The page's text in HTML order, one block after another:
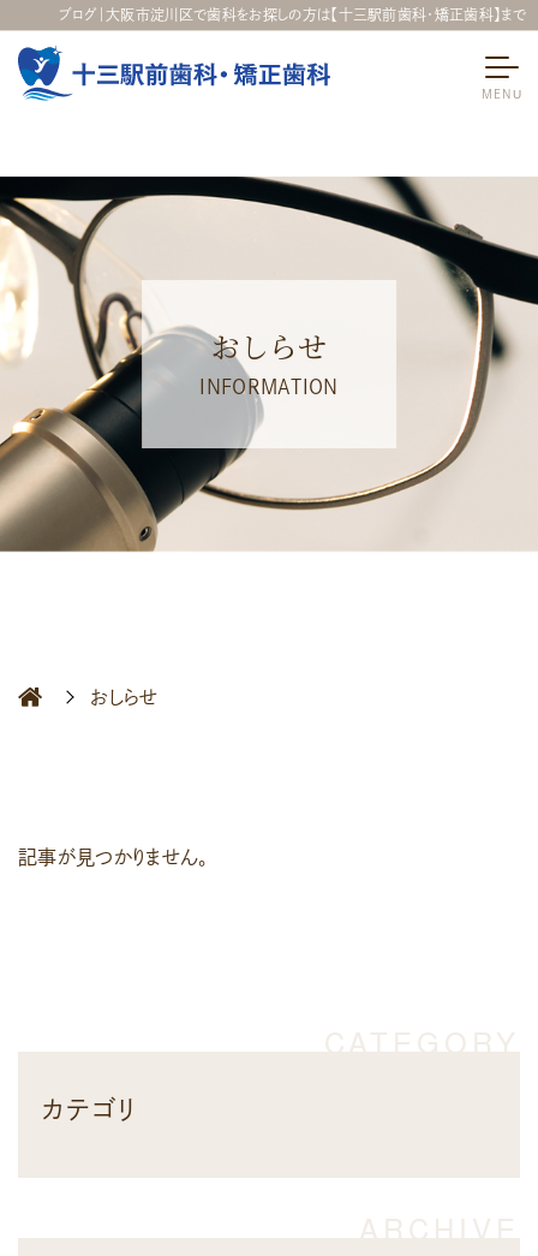
ブログ｜大阪市淀川区で歯科をお探しの方は【十三駅前歯科・矯正歯科】まで
おしらせ
INFORMATION
おしらせ
記事が見つかりません。
カテゴリ